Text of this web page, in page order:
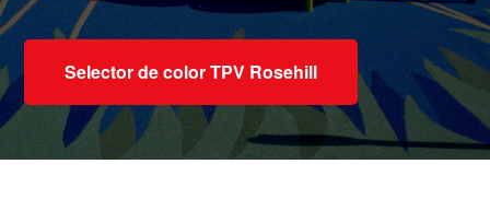
Selector de color TPV Rosehill